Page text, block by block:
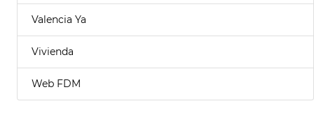
Valencia Ya
Vivienda
Web FDM